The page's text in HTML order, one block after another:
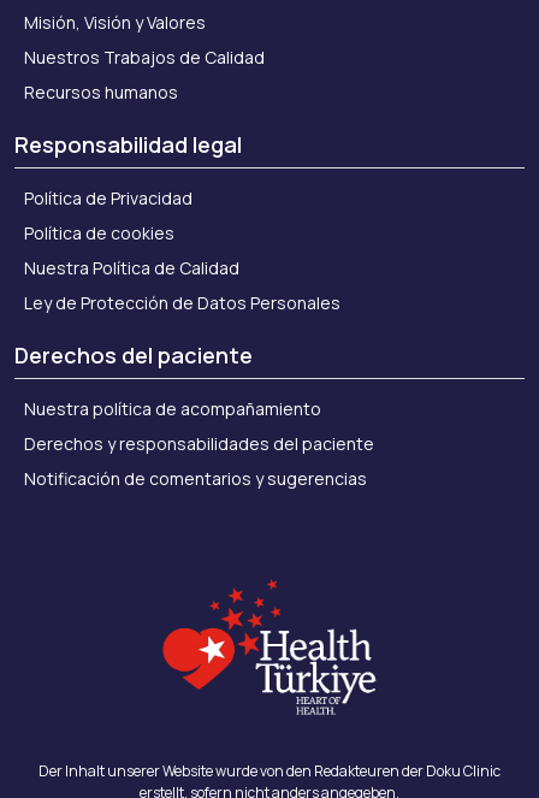
Misión, Visión y Valores
Nuestros Trabajos de Calidad
Recursos humanos
Responsabilidad legal
Política de Privacidad
Política de cookies
Nuestra Política de Calidad
Ley de Protección de Datos Personales
Derechos del paciente
Nuestra política de acompañamiento
Derechos y responsabilidades del paciente
Notificación de comentarios y sugerencias
Der Inhalt unserer Website wurde von den Redakteuren der Doku Clinic
erstellt, sofern nicht anders angegeben.